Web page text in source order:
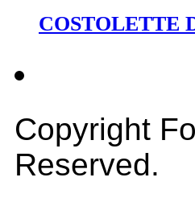
COSTOLETTE
Copyright
Reserved.